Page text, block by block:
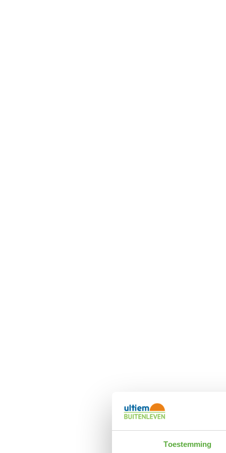
Toestemming